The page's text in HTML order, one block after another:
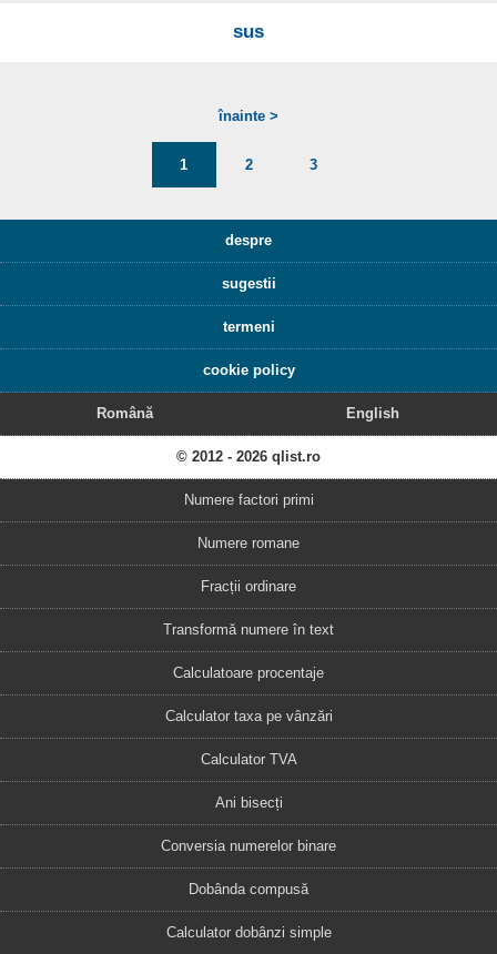
sus
înainte >
1 2 3
despre
sugestii
termeni
cookie policy
Română English
© 2012 - 2026 qlist.ro
Numere factori primi
Numere romane
Fracții ordinare
Transformă numere în text
Calculatoare procentaje
Calculator taxa pe vânzări
Calculator TVA
Ani bisecți
Conversia numerelor binare
Dobânda compusă
Calculator dobânzi simple